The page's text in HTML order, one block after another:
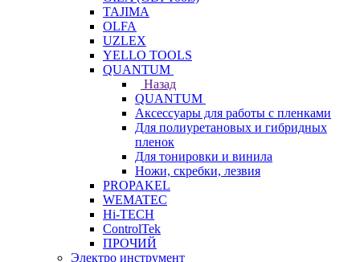
TAJIMA
OLFA
UZLEX
YELLO TOOLS
QUANTUM
Назад
QUANTUM
Аксессуары для работы с пленками
Для полиуретановых и гибридных
пленок
Для тонировки и винила
Ножи, скребки, лезвия
PROPAKEL
WEMATEC
Hi-TECH
ControlTek
ПРОЧИЙ
Электро инструмент